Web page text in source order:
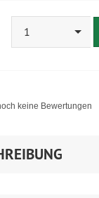
1
keine Bewertungen